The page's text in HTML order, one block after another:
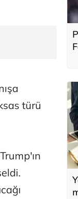
türü